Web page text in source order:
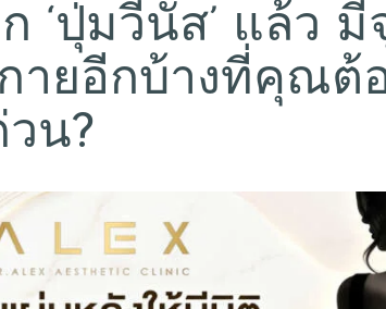
‘ปุ่มวีนัส’ แล้ว
ายอีกบ้างที่คุณต้
น?